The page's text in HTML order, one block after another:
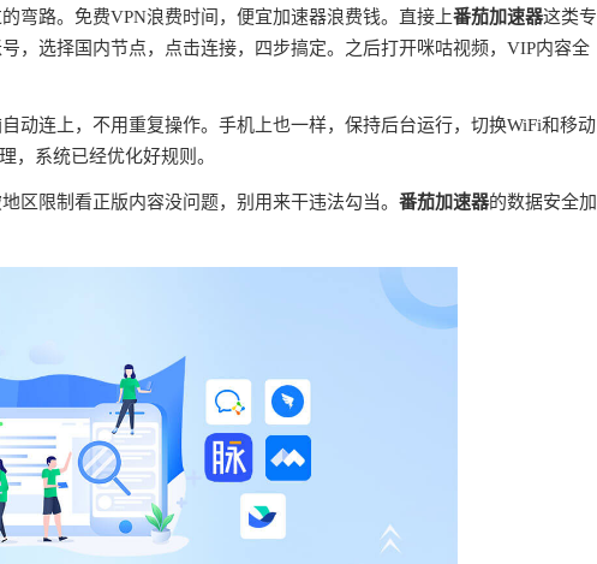
弯路。免费VPN浪费时间，便宜加速器浪费钱。直接上番茄加速器这类专
，选择国内节点，点击连接，四步搞定。之后打开咪咕视频，VIP内容全
动连上，不用重复操作。手机上也一样，保持后台运行，切换WiFi和移动
，系统已经优化好规则。
区限制看正版内容没问题，别用来干违法勾当。 番茄加速器的数据安全加